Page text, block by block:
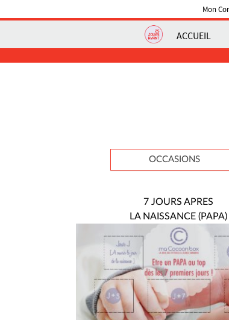
Mon
ACCUEIL
OCCASIONS
7 JOURS APRES
LA NAISSANCE (PAPA)